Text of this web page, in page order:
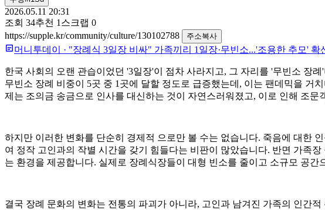
2026.05.11 20:31
조회 34추천 1 스크랩 0
https://supple.kr/community/culture/130102788
주소복사
머니투데이 · "장례식 3일장 비싸" 가족끼리 1일장·무빈소...'조용한 추모' 확
한국 사회의 오랜 관습이었던 '3일장'이 점차 사라지고, 그 자리를 '무빈소 장
무빈소 장례 비중이 5곳 중 1곳에 달할 정도로 급증했는데, 이는 팬데믹을 거
제는 조의금 송금으로 인사를 대신하는 것이 자연스러워졌고, 이로 인해 조
하지만 이러한 변화를 단순히 경제적 으로만 볼 수는 없습니다. 죽음에 대한
여 정작 고인과의 작별 시간을 갖기 힘들다는 비판이 많았습니다. 반면 가족
는 환경을 제공합니다. 실제로 장례식장들이 대형 빈소를 줄이고 소규모 공
결국 장례 문화의 변화는 전통의 파괴가 아니라, 고인과 남겨진 가족의 인간